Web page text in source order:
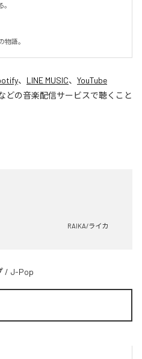
物語。
、 LINE MUSIC、 YouTube
どの音楽配信サービスで聴くこと
RAIKA/ライカ
/ J-Pop